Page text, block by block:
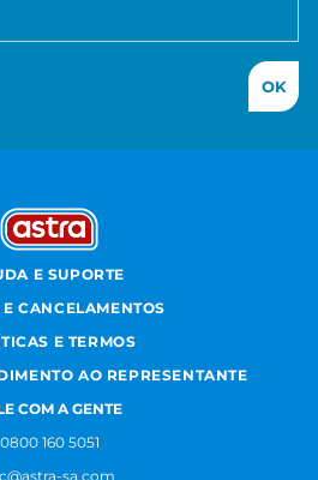
OK
E SUPORTE
E CANCELAMENTOS
E TERMOS
AO REPRESENTANTE
COM A GENTE
0800 160 5051
sa.com